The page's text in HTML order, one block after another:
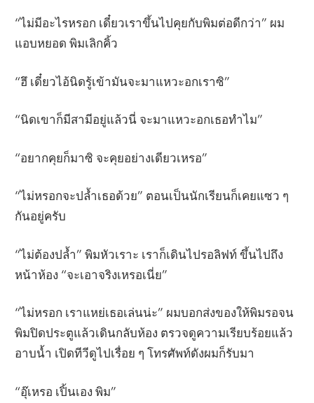
“ไม่มีอะไรหรอก เดี๋ยวเราขึ้นไปคุยกับพิมต่อดีกว่า” ผม
แอบหยอด พิมเลิกคิ้ว
“ฮึ เดี๋ยวไอ้นิดรู้เข้ามันจะมาแหวะอกเราซิ”
“นิดเขาก็มีสามีอยู่แล้วนี่ จะมาแหวะอกเธอทำไม”
“อยากคุยก็มาซิ จะคุยอย่างเดียวเหรอ”
“ไม่หรอกจะปล้ำเธอด้วย” ตอนเป็นนักเรียนก็เคยแซว ๆ
กันอยู่ครับ
“ไม่ต้องปล้ำ” พิมหัวเราะ เราก็เดินไปรอลิฟท์ ขึ้นไปถึง
หน้าห้อง “จะเอาจริงเหรอเนี่ย”
“ไม่หรอก เราแหย่เธอเล่นน่ะ” ผมบอกส่งของให้พิมรอจน
พิมปิดประตูแล้วเดินกลับห้อง ตรวจดูความเรียบร้อยแล้ว
อาบน้ำ เปิดทีวีดูไปเรื่อย ๆ โทรศัพท์ดังผมก็รับมา
“อุ๊เหรอ เปิ้นเอง พิม”